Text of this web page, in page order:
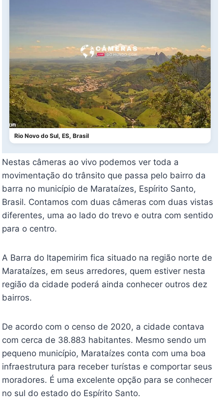
Rio Novo do Sul, ES, Brasil
Nestas câmeras ao vivo podemos ver toda a
movimentação do trânsito que passa pelo bairro da
barra no município de Marataízes, Espírito Santo,
Brasil. Contamos com duas câmeras com duas vistas
diferentes, uma ao lado do trevo e outra com sentido
para o centro.
A Barra do Itapemirim fica situado na região norte de
Marataízes, em seus arredores, quem estiver nesta
região da cidade poderá ainda conhecer outros dez
bairros.
De acordo com o censo de 2020, a cidade contava
com cerca de 38.883 habitantes. Mesmo sendo um
pequeno município, Marataízes conta com uma boa
infraestrutura para receber turístas e comportar seus
moradores. É uma excelente opção para se conhecer
no sul do estado do Espírito Santo.